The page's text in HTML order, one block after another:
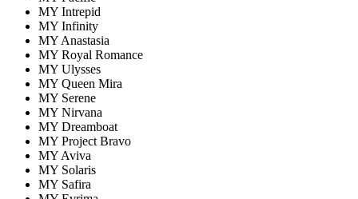
MY Intrepid
MY Infinity
MY Anastasia
MY Royal Romance
MY Ulysses
MY Queen Mira
MY Serene
MY Nirvana
MY Dreamboat
MY Project Bravo
MY Aviva
MY Solaris
MY Safira